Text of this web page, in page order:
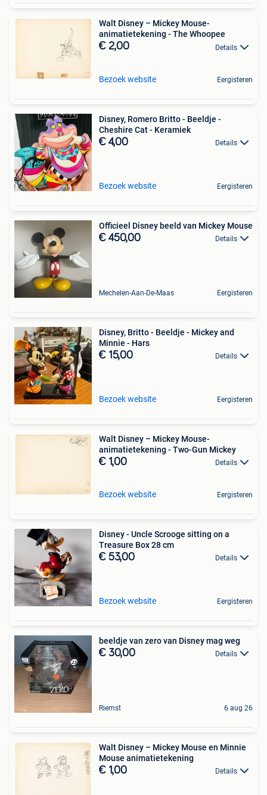
Walt Disney – Mickey Mouse-
animatietekening - The Whoopee
€ 2,00 Details
Bezoek website Eergisteren
Disney, Romero Britto - Beeldje -
Cheshire Cat - Keramiek
€ 4,00 Details
Bezoek website Eergisteren
Officieel Disney beeld van Mickey Mouse
€ 450,00 Details
Mechelen-Aan-De-Maas Eergisteren
Disney, Britto - Beeldje - Mickey and
Minnie - Hars
€ 15,00 Details
Bezoek website Eergisteren
Walt Disney – Mickey Mouse-
animatietekening - Two-Gun Mickey
€ 1,00 Details
Bezoek website Eergisteren
Disney - Uncle Scrooge sitting on a
Treasure Box 28 cm
€ 53,00 Details
Bezoek website Eergisteren
beeldje van zero van Disney mag weg
€ 30,00 Details
Riemst 6 aug 26
Walt Disney – Mickey Mouse en Minnie
Mouse animatietekening
€ 1,00 Details